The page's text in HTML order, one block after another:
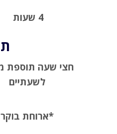
4 שעות
חצי שעה תוספת
לשעתיים
*ארוחת בוקר